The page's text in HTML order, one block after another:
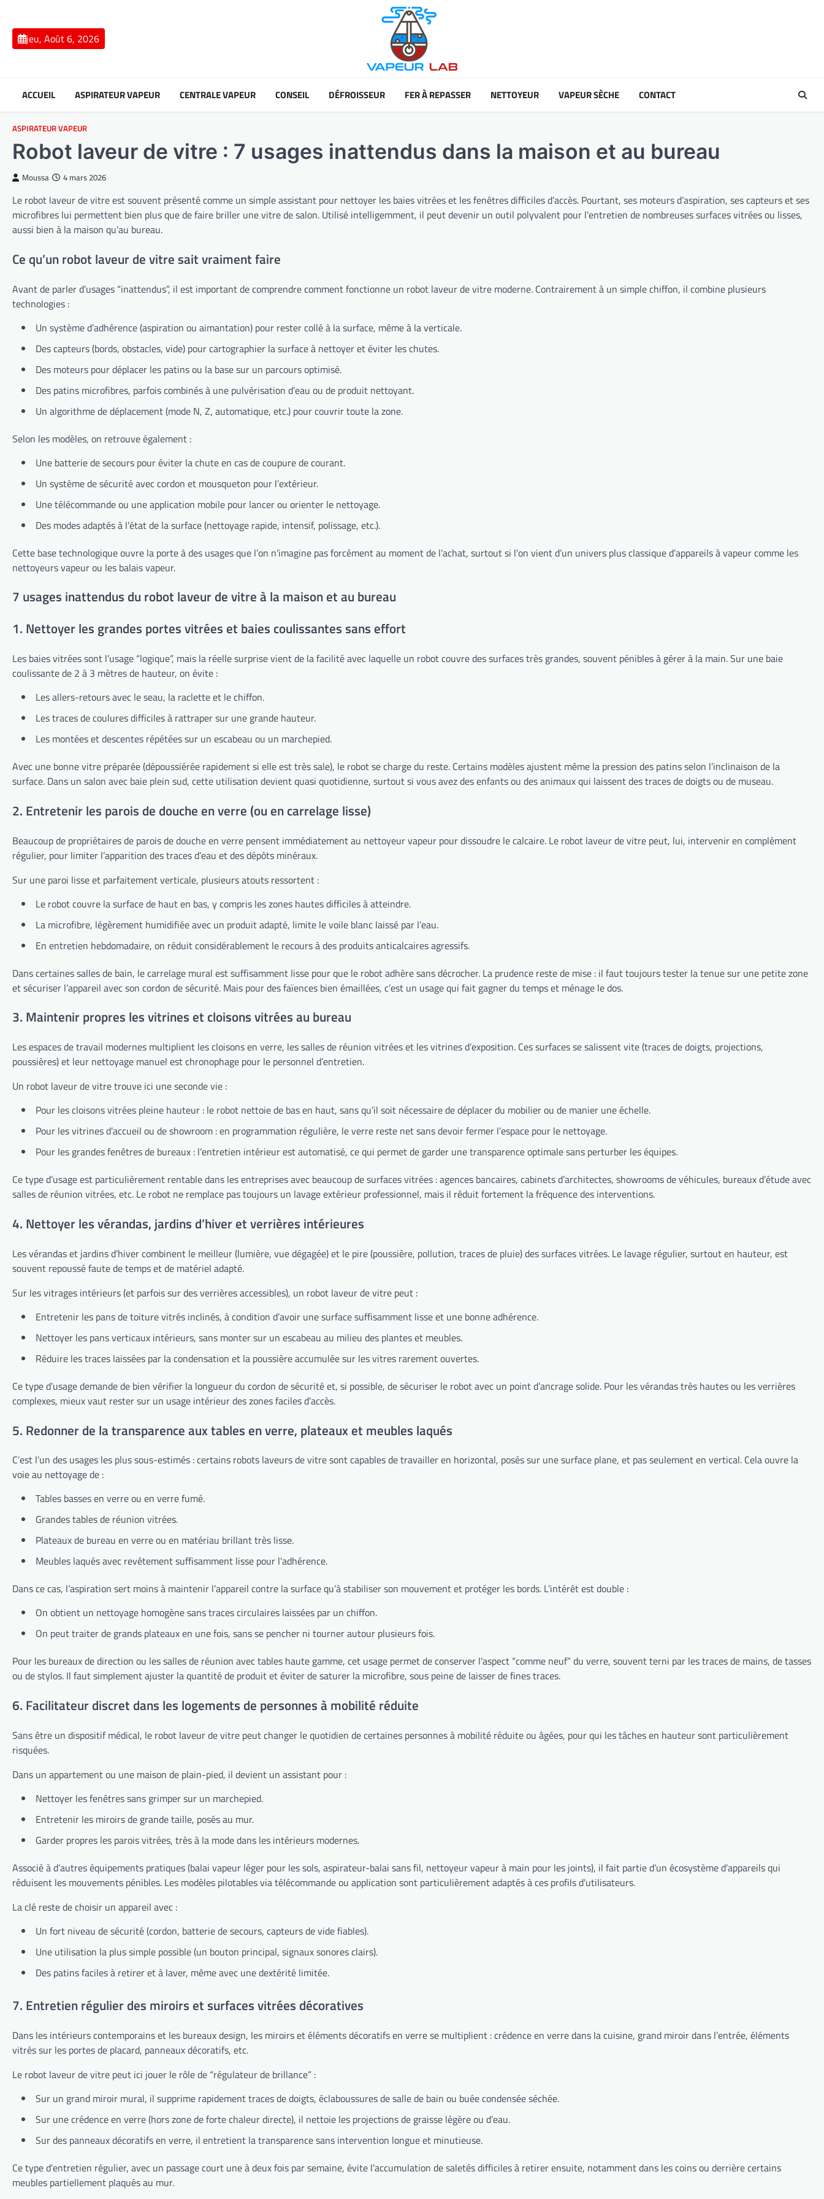
contentjeu, Août 6, 2026
ACCUEIL ASPIRATEUR VAPEUR CENTRALE VAPEUR CONSEIL DÉFROISSEUR FER À REPASSER NETTOYEUR VAPEUR SÈCHE CONTACT
ASPIRATEUR VAPEUR
Robot laveur de vitre : 7 usages inattendus dans la maison et au bureau
Moussa 4 mars 2026
Le robot laveur de vitre est souvent présenté comme un simple assistant pour nettoyer les baies vitrées et les fenêtres difficiles d’accès. Pourtant, ses moteurs d’aspiration, ses capteurs et ses
microfibres lui permettent bien plus que de faire briller une vitre de salon. Utilisé intelligemment, il peut devenir un outil polyvalent pour l’entretien de nombreuses surfaces vitrées ou lisses,
aussi bien à la maison qu’au bureau.
Ce qu’un robot laveur de vitre sait vraiment faire
Avant de parler d’usages “inattendus”, il est important de comprendre comment fonctionne un robot laveur de vitre moderne. Contrairement à un simple chiffon, il combine plusieurs
technologies :
Un système d’adhérence (aspiration ou aimantation) pour rester collé à la surface, même à la verticale.
Des capteurs (bords, obstacles, vide) pour cartographier la surface à nettoyer et éviter les chutes.
Des moteurs pour déplacer les patins ou la base sur un parcours optimisé.
Des patins microfibres, parfois combinés à une pulvérisation d’eau ou de produit nettoyant.
Un algorithme de déplacement (mode N, Z, automatique, etc.) pour couvrir toute la zone.
Selon les modèles, on retrouve également :
Une batterie de secours pour éviter la chute en cas de coupure de courant.
Un système de sécurité avec cordon et mousqueton pour l’extérieur.
Une télécommande ou une application mobile pour lancer ou orienter le nettoyage.
Des modes adaptés à l’état de la surface (nettoyage rapide, intensif, polissage, etc.).
Cette base technologique ouvre la porte à des usages que l’on n’imagine pas forcément au moment de l’achat, surtout si l’on vient d’un univers plus classique d’appareils à vapeur comme les
nettoyeurs vapeur ou les balais vapeur.
7 usages inattendus du robot laveur de vitre à la maison et au bureau
1. Nettoyer les grandes portes vitrées et baies coulissantes sans effort
Les baies vitrées sont l’usage “logique”, mais la réelle surprise vient de la facilité avec laquelle un robot couvre des surfaces très grandes, souvent pénibles à gérer à la main. Sur une baie
coulissante de 2 à 3 mètres de hauteur, on évite :
Les allers-retours avec le seau, la raclette et le chiffon.
Les traces de coulures difficiles à rattraper sur une grande hauteur.
Les montées et descentes répétées sur un escabeau ou un marchepied.
Avec une bonne vitre préparée (dépoussiérée rapidement si elle est très sale), le robot se charge du reste. Certains modèles ajustent même la pression des patins selon l’inclinaison de la
surface. Dans un salon avec baie plein sud, cette utilisation devient quasi quotidienne, surtout si vous avez des enfants ou des animaux qui laissent des traces de doigts ou de museau.
2. Entretenir les parois de douche en verre (ou en carrelage lisse)
Beaucoup de propriétaires de parois de douche en verre pensent immédiatement au nettoyeur vapeur pour dissoudre le calcaire. Le robot laveur de vitre peut, lui, intervenir en complément
régulier, pour limiter l’apparition des traces d’eau et des dépôts minéraux.
Sur une paroi lisse et parfaitement verticale, plusieurs atouts ressortent :
Le robot couvre la surface de haut en bas, y compris les zones hautes difficiles à atteindre.
La microfibre, légèrement humidifiée avec un produit adapté, limite le voile blanc laissé par l’eau.
En entretien hebdomadaire, on réduit considérablement le recours à des produits anticalcaires agressifs.
Dans certaines salles de bain, le carrelage mural est suffisamment lisse pour que le robot adhère sans décrocher. La prudence reste de mise : il faut toujours tester la tenue sur une petite zone
et sécuriser l’appareil avec son cordon de sécurité. Mais pour des faïences bien émaillées, c’est un usage qui fait gagner du temps et ménage le dos.
3. Maintenir propres les vitrines et cloisons vitrées au bureau
Les espaces de travail modernes multiplient les cloisons en verre, les salles de réunion vitrées et les vitrines d’exposition. Ces surfaces se salissent vite (traces de doigts, projections,
poussières) et leur nettoyage manuel est chronophage pour le personnel d’entretien.
Un robot laveur de vitre trouve ici une seconde vie :
Pour les cloisons vitrées pleine hauteur : le robot nettoie de bas en haut, sans qu’il soit nécessaire de déplacer du mobilier ou de manier une échelle.
Pour les vitrines d’accueil ou de showroom : en programmation régulière, le verre reste net sans devoir fermer l’espace pour le nettoyage.
Pour les grandes fenêtres de bureaux : l’entretien intérieur est automatisé, ce qui permet de garder une transparence optimale sans perturber les équipes.
Ce type d’usage est particulièrement rentable dans les entreprises avec beaucoup de surfaces vitrées : agences bancaires, cabinets d’architectes, showrooms de véhicules, bureaux d’étude avec
salles de réunion vitrées, etc. Le robot ne remplace pas toujours un lavage extérieur professionnel, mais il réduit fortement la fréquence des interventions.
4. Nettoyer les vérandas, jardins d’hiver et verrières intérieures
Les vérandas et jardins d’hiver combinent le meilleur (lumière, vue dégagée) et le pire (poussière, pollution, traces de pluie) des surfaces vitrées. Le lavage régulier, surtout en hauteur, est
souvent repoussé faute de temps et de matériel adapté.
Sur les vitrages intérieurs (et parfois sur des verrières accessibles), un robot laveur de vitre peut :
Entretenir les pans de toiture vitrés inclinés, à condition d’avoir une surface suffisamment lisse et une bonne adhérence.
Nettoyer les pans verticaux intérieurs, sans monter sur un escabeau au milieu des plantes et meubles.
Réduire les traces laissées par la condensation et la poussière accumulée sur les vitres rarement ouvertes.
Ce type d’usage demande de bien vérifier la longueur du cordon de sécurité et, si possible, de sécuriser le robot avec un point d’ancrage solide. Pour les vérandas très hautes ou les verrières
complexes, mieux vaut rester sur un usage intérieur des zones faciles d’accès.
5. Redonner de la transparence aux tables en verre, plateaux et meubles laqués
C’est l’un des usages les plus sous-estimés : certains robots laveurs de vitre sont capables de travailler en horizontal, posés sur une surface plane, et pas seulement en vertical. Cela ouvre la
voie au nettoyage de :
Tables basses en verre ou en verre fumé.
Grandes tables de réunion vitrées.
Plateaux de bureau en verre ou en matériau brillant très lisse.
Meubles laqués avec revêtement suffisamment lisse pour l’adhérence.
Dans ce cas, l’aspiration sert moins à maintenir l’appareil contre la surface qu’à stabiliser son mouvement et protéger les bords. L’intérêt est double :
On obtient un nettoyage homogène sans traces circulaires laissées par un chiffon.
On peut traiter de grands plateaux en une fois, sans se pencher ni tourner autour plusieurs fois.
Pour les bureaux de direction ou les salles de réunion avec tables haute gamme, cet usage permet de conserver l’aspect “comme neuf” du verre, souvent terni par les traces de mains, de tasses
ou de stylos. Il faut simplement ajuster la quantité de produit et éviter de saturer la microfibre, sous peine de laisser de fines traces.
6. Facilitateur discret dans les logements de personnes à mobilité réduite
Sans être un dispositif médical, le robot laveur de vitre peut changer le quotidien de certaines personnes à mobilité réduite ou âgées, pour qui les tâches en hauteur sont particulièrement
risquées.
Dans un appartement ou une maison de plain-pied, il devient un assistant pour :
Nettoyer les fenêtres sans grimper sur un marchepied.
Entretenir les miroirs de grande taille, posés au mur.
Garder propres les parois vitrées, très à la mode dans les intérieurs modernes.
Associé à d’autres équipements pratiques (balai vapeur léger pour les sols, aspirateur-balai sans fil, nettoyeur vapeur à main pour les joints), il fait partie d’un écosystème d’appareils qui
réduisent les mouvements pénibles. Les modèles pilotables via télécommande ou application sont particulièrement adaptés à ces profils d’utilisateurs.
La clé reste de choisir un appareil avec :
Un fort niveau de sécurité (cordon, batterie de secours, capteurs de vide fiables).
Une utilisation la plus simple possible (un bouton principal, signaux sonores clairs).
Des patins faciles à retirer et à laver, même avec une dextérité limitée.
7. Entretien régulier des miroirs et surfaces vitrées décoratives
Dans les intérieurs contemporains et les bureaux design, les miroirs et éléments décoratifs en verre se multiplient : crédence en verre dans la cuisine, grand miroir dans l’entrée, éléments
vitrés sur les portes de placard, panneaux décoratifs, etc.
Le robot laveur de vitre peut ici jouer le rôle de “régulateur de brillance” :
Sur un grand miroir mural, il supprime rapidement traces de doigts, éclaboussures de salle de bain ou buée condensée séchée.
Sur une crédence en verre (hors zone de forte chaleur directe), il nettoie les projections de graisse légère ou d’eau.
Sur des panneaux décoratifs en verre, il entretient la transparence sans intervention longue et minutieuse.
Ce type d’entretien régulier, avec un passage court une à deux fois par semaine, évite l’accumulation de saletés difficiles à retirer ensuite, notamment dans les coins ou derrière certains
meubles partiellement plaqués au mur.